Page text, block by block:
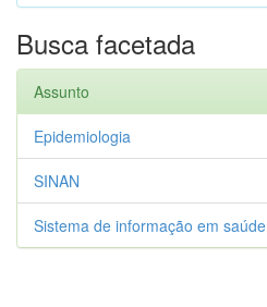
Busca facetada
Assunto
Epidemiologia
SINAN
Sistema de informação em saúde